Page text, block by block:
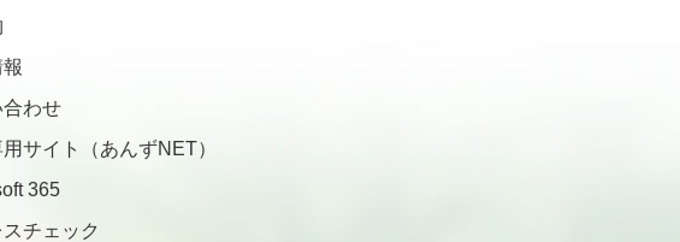
わせ
サイト（あんずNET）
365
チェック